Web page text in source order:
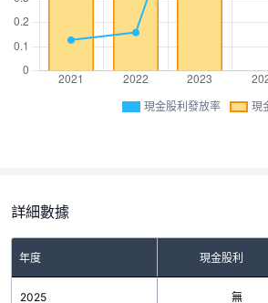
現金股利發放率 現
詳細數據
年度 現金股利
2025 無